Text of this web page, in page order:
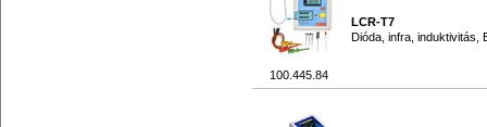
100.445.84
LCR-T7
Dióda, infra, induktivitás,